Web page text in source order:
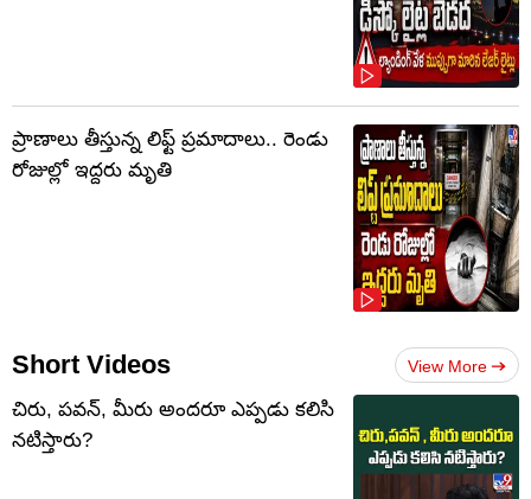
ప్రాణాలు తీస్తున్న లిఫ్ట్‌ ప్రమాదాలు.. రెండు
రోజుల్లో ఇద్దరు మృతి
Short Videos View More
చిరు, పవన్, మీరు అందరూ ఎప్పడు కలిసి
నటిస్తారు?